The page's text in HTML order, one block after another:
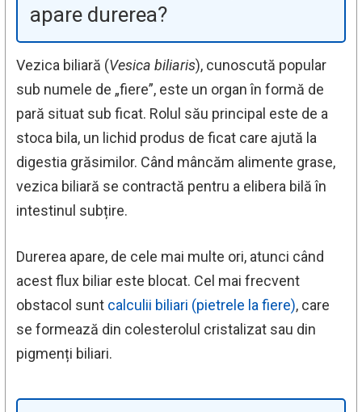
apare durerea?
Vezica biliară (Vesica biliaris), cunoscută popular
sub numele de „fiere”, este un organ în formă de
pară situat sub ficat. Rolul său principal este de a
stoca bila, un lichid produs de ficat care ajută la
digestia grăsimilor. Când mâncăm alimente grase,
vezica biliară se contractă pentru a elibera bilă în
intestinul subțire.
Durerea apare, de cele mai multe ori, atunci când
acest flux biliar este blocat. Cel mai frecvent
obstacol sunt calculii biliari (pietrele la fiere), care
se formează din colesterolul cristalizat sau din
pigmenți biliari.